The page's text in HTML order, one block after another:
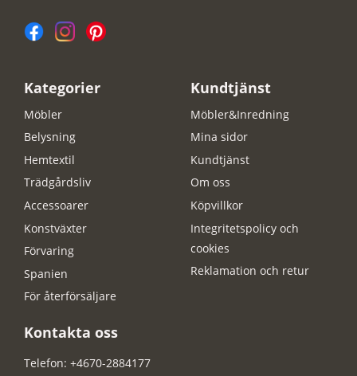
Kategorier
Möbler
Belysning
Hemtextil
Trädgårdsliv
Accessoarer
Konstväxter
Förvaring
Spanien
För återförsäljare
Kundtjänst
Möbler&Inredning
Mina sidor
Kundtjänst
Om oss
Köpvillkor
Integritetspolicy och
cookies
Reklamation och retur
Kontakta oss
Telefon: +4670-2884177